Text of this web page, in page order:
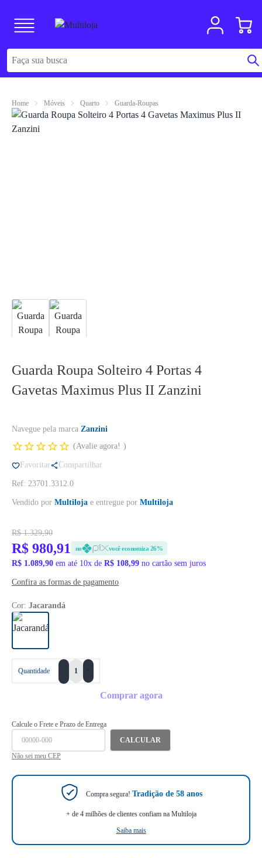
Home Móveis Quarto Guarda-Roupas
Guarda Roupa Solteiro 4 Portas 4
Gavetas Maximus Plus II Zanzini
Navegue pela marca Zanzini
Avalie agora!
Favoritar Compartilhar
Ref: 23701.3312.0
Vendido por Multiloja e entregue por Multiloja
R$ 1.329,90
R$ 980,91 no você economiza 26%
R$ 1.089,90 em até 10x de R$ 108,99 no cartão sem juros
Confira as formas de pagamento
Cor: Jacarandá
Quantidade
Comprar agora
Calcule o Frete e Prazo de Entrega
CALCULAR
Não sei meu CEP
Compra segura! Tradição de 58 anos
+ de 4 milhões de clientes confiam na Multiloja
Saiba mais